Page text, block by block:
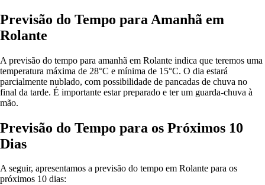
Previsão do Tempo para Amanhã em
Rolante
A previsão do tempo para amanhã em Rolante indica que teremos uma
temperatura máxima de 28°C e mínima de 15°C. O dia estará
parcialmente nublado, com possibilidade de pancadas de chuva no
final da tarde. É importante estar preparado e ter um guarda-chuva à
mão.
Previsão do Tempo para os Próximos 10
Dias
A seguir, apresentamos a previsão do tempo em Rolante para os
próximos 10 dias: